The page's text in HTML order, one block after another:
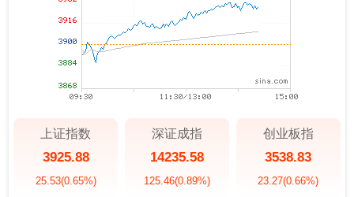
上证指数
3925.88
25.53(0.65%)
深证成指
14235.58
125.46(0.89%)
创业板指
3538.83
23.27(0.66%)